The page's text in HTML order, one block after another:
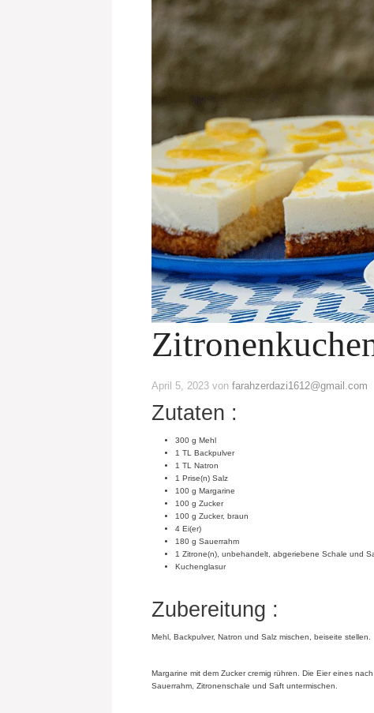
April 5, 2023 von farahzerdazi1612@gmail.com
Zutaten :
300 g Mehl
1 TL Backpulver
1 TL Natron
1 Prise(n) Salz
100 g Margarine
100 g Zucker
100 g Zucker, braun
4 Ei(er)
180 g Sauerrahm
1 Zitrone(n), unbehandelt, abgeriebene Schale und
Kuchenglasur
Zubereitung :
Mehl, Backpulver, Natron und Salz mischen, beiseite stellen.
Margarine mit dem Zucker cremig rühren. Die Eier eines
Sauerrahm, Zitronenschale und Saft untermischen.